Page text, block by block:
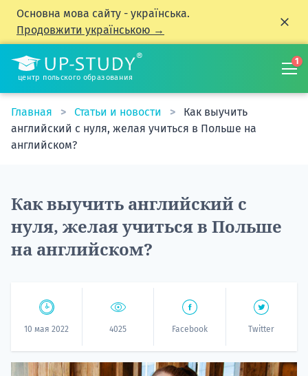
Основна мова сайту - українська.
Продовжити українською →
центр польского образования
1
Главная Статьи и новости
Как выучить
английский с нуля, желая учиться в Польше на
английском?
Как выучить английский с
нуля, желая учиться в Польше
на английском?
10 мая 2022 4025 Facebook Twitter